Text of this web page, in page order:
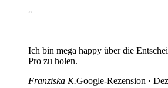
“
Ich bin mega happy über die
Pro zu holen.
Franziska K.Google-Rezension ·